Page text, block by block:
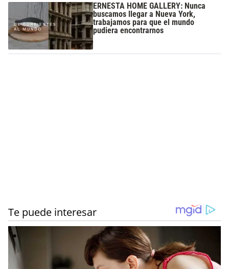
ERNESTA HOME GALLERY: Nunca
buscamos llegar a Nueva York,
trabajamos para que el mundo
pudiera encontrarnos